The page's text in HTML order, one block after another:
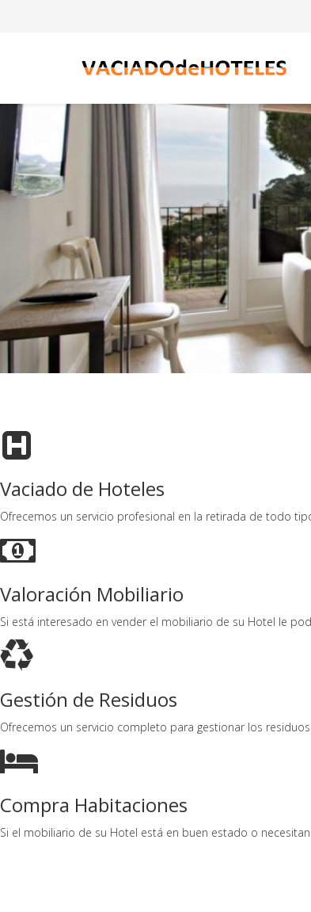
Vaciado de Hoteles
Ofrecemos un servicio profesional en la retirada de todo
Valoración Mobiliario
Si está interesado en vender el mobiliario de su Hotel le
Gestión de Residuos
Ofrecemos un servicio completo para gestionar los
Compra Habitaciones
Si el mobiliario de su Hotel está en buen estado o